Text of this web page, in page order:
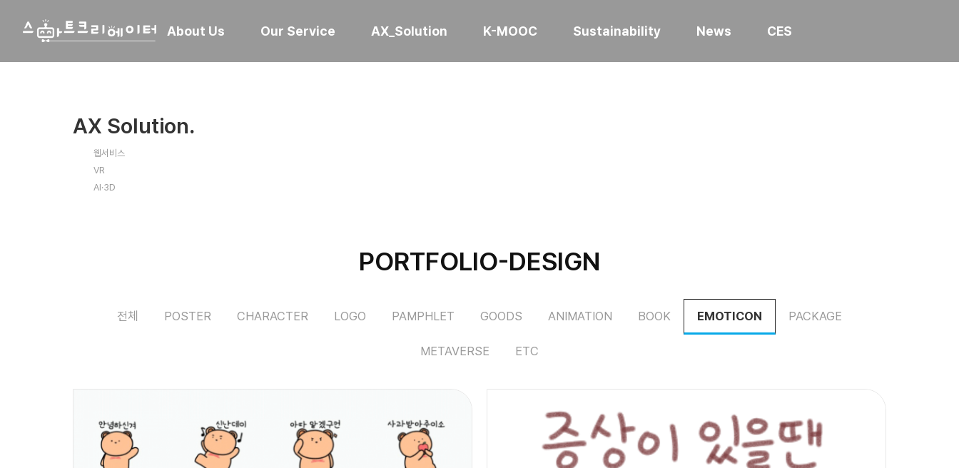
About Us Our Service AX_Solution K-MOOC Sustainability News CES
AX Solution.
웹서비스
VR
AI·3D
PORTFOLIO-DESIGN
전체 POSTER CHARACTER LOGO PAMPHLET GOODS ANIMATION BOOK EMOTICON PACKAGE
METAVERSE ETC